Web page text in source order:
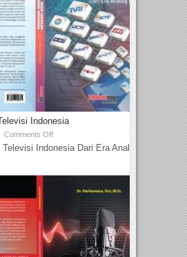
Indonesia
Comments Off
Indonesia Dari Era Analog